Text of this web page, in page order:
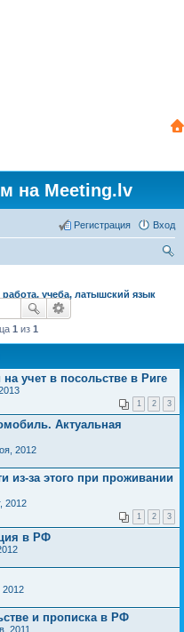
на Meeting.lv
Вход
Регистрация
учеба, латышский язык
1 из 1
учет в посольстве в Риге
1 2 3
Актуальная
2012
из-за этого при проживании
2012
1 2 3
в РФ
2012
и прописка в РФ
2011